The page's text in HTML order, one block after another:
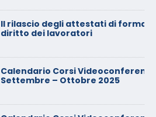
attestati di formazione: è un
Videoconferenza
2025